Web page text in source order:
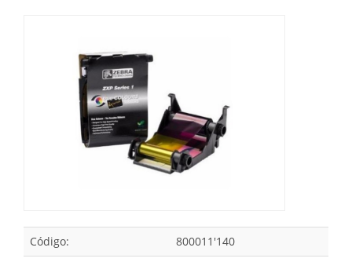
Código:
800011'140